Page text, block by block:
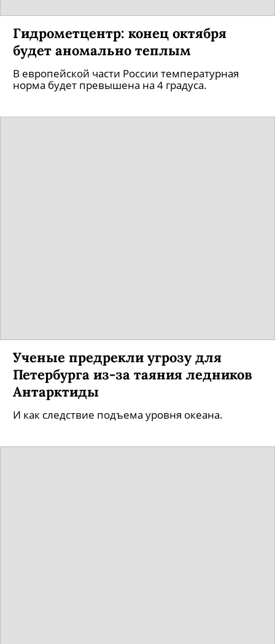
Гидрометцентр: конец октября
будет аномально теплым
В европейской части России температурная
норма будет превышена на 4 градуса.
Ученые предрекли угрозу для
Петербурга из-за таяния ледников
Антарктиды
И как следствие подъема уровня океана.